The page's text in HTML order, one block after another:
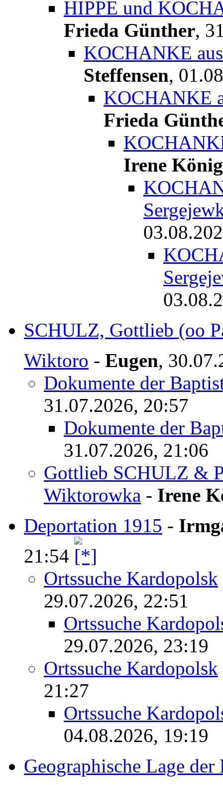
HIPPE und
Frieda Günther,
KOCHANKE
Steffensen,
KOCHANKE
Frieda
Irene König
SCHULZ, Gottlieb (oo
Wiktoro - Eugen,
Dokumente der
31.07.2026, 20:57
Dokumente der
31.07.2026, 21:06
Gottlieb SCHULZ &
Wiktorowka - Irene
Deportation 1915 -
21:54
Ortssuche Kardopolsk
29.07.2026, 22:51
Ortssuche
29.07.2026, 23:19
Ortssuche Kardopolsk
21:27
Ortssuche
04.08.2026, 19:19
Geographische Lage